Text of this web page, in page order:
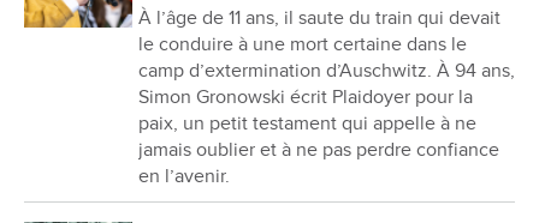
À l’âge de 11 ans, il saute du train qui devait
le conduire à une mort certaine dans le
camp d’extermination d’Auschwitz. À 94 ans,
Simon Gronowski écrit Plaidoyer pour la
paix, un petit testament qui appelle à ne
jamais oublier et à ne pas perdre confiance
en l’avenir.